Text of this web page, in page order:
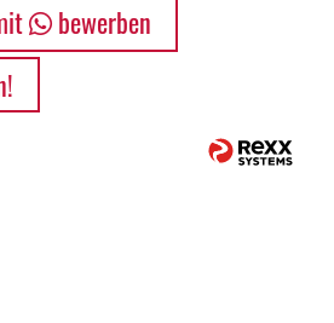
bewerben